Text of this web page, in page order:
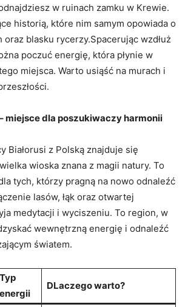
w ruinach zamku w Krewie.
historią, ‌które nim samym ⁤opowiada o
oraz ‌blasku⁣ rycerzy.Spacerując wzdłuż
poczuć energię, która płynie‍ w
miejsca. Warto usiąść na murach i
miejsce dla poszukiwaczy harmonii
Białorusi z Polską znajduje się
​wioska znana z‍ magii natury. To
tych, którzy pragną ⁤na nowo odnaleźć⁣
lasów, łąk oraz ⁣otwartej
medytacji​ i​ wyciszeniu. To region, w
wewnętrzną ‌energię‍ i odnaleźć‌
⁢światem.
Typ
energii
DLaczego warto?